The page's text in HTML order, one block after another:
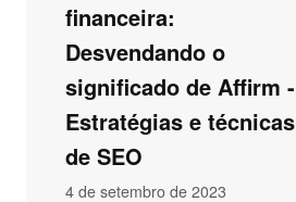
financeira:
Desvendando o
significado de Affirm -
Estratégias e técnicas
de SEO
4 de setembro de 2023